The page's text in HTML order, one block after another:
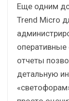
Еще одним
Trend Micro
оперативные
отчеты
детальную